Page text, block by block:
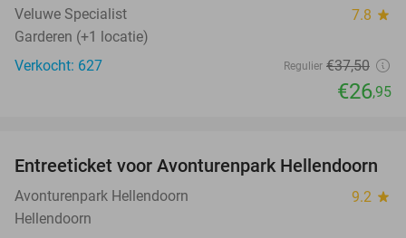
Veluwe Specialist 7.8 star
Garderen (+1 locatie)
Verkocht: 627
Regulier €37,50
€26,95
41%
Entreeticket voor Avonturenpark Hellendoorn
Avonturenpark Hellendoorn 9.2 star
Hellendoorn